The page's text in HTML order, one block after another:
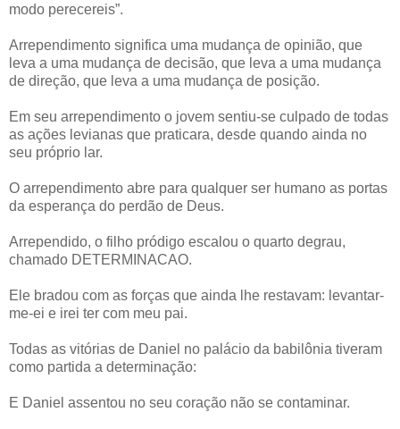
modo perecereis”.
Arrependimento significa uma mudança de opinião, que
leva a uma mudança de decisão, que leva a uma mudança
de direção, que leva a uma mudança de posição.
Em seu arrependimento o jovem sentiu-se culpado de todas
as ações levianas que praticara, desde quando ainda no
seu próprio lar.
O arrependimento abre para qualquer ser humano as portas
da esperança do perdão de Deus.
Arrependido, o filho pródigo escalou o quarto degrau,
chamado DETERMINACAO.
Ele bradou com as forças que ainda lhe restavam: levantar-
me-ei e irei ter com meu pai.
Todas as vitórias de Daniel no palácio da babilônia tiveram
como partida a determinação:
E Daniel assentou no seu coração não se contaminar.